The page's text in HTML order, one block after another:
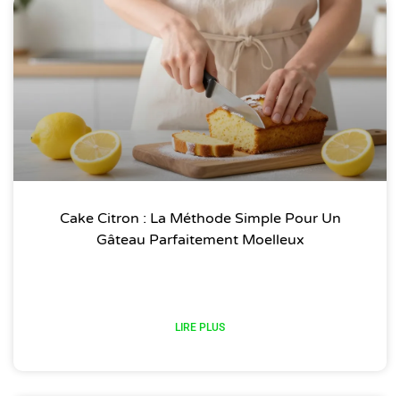
Cake Citron : La Méthode Simple Pour Un
Gâteau Parfaitement Moelleux
LIRE PLUS